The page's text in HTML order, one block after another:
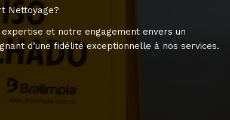
Nettoyage?
et notre engagement envers un
d’une fidélité exceptionnelle à nos services.